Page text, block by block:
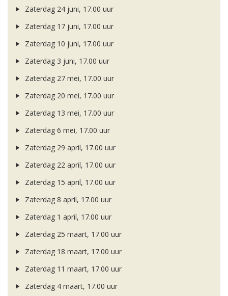
Zaterdag 24 juni, 17.00 uur
Zaterdag 17 juni, 17.00 uur
Zaterdag 10 juni, 17.00 uur
Zaterdag 3 juni, 17.00 uur
Zaterdag 27 mei, 17.00 uur
Zaterdag 20 mei, 17.00 uur
Zaterdag 13 mei, 17.00 uur
Zaterdag 6 mei, 17.00 uur
Zaterdag 29 april, 17.00 uur
Zaterdag 22 april, 17.00 uur
Zaterdag 15 april, 17.00 uur
Zaterdag 8 april, 17.00 uur
Zaterdag 1 april, 17.00 uur
Zaterdag 25 maart, 17.00 uur
Zaterdag 18 maart, 17.00 uur
Zaterdag 11 maart, 17.00 uur
Zaterdag 4 maart, 17.00 uur